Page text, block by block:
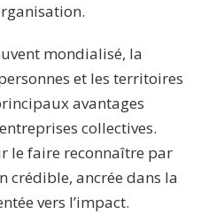
mondialisé, la
et les territoires
avantages
collectives.
le faire reconnaître par
crédible, ancrée dans la
vers l’impact.